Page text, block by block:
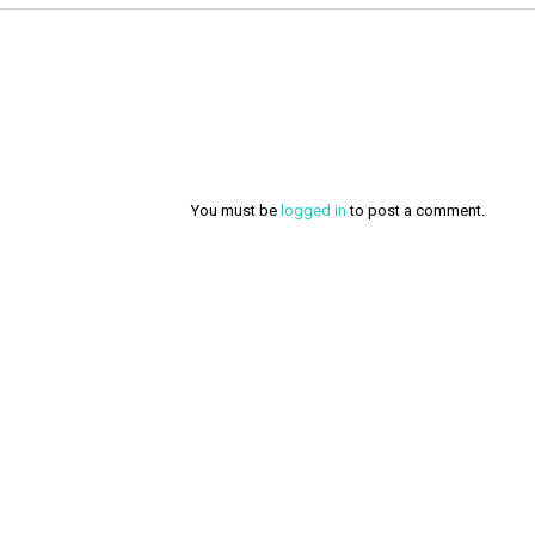
You must be logged in to post a comment.